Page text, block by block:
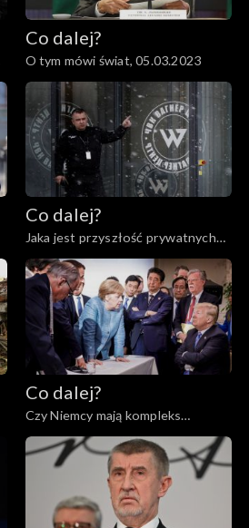
Co dalej?
O tym mówi świat, 05.03.2023
Co dalej?
Jaka jest przyszłość prywatnych
armii?, 21.02.2023
Co dalej?
Czy Niemcy mają kompleks
Ameryki?, 09.02.2023